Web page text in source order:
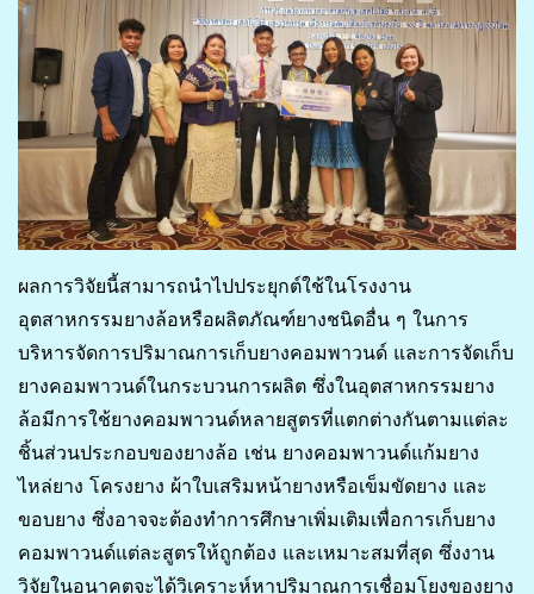
ผลการวิจัยนี้สามารถนำไปประยุกต์ใช้ในโรงงาน
อุตสาหกรรมยางล้อหรือผลิตภัณฑ์ยางชนิดอื่น ๆ ในการ
บริหารจัดการปริมาณการเก็บยางคอมพาวนด์ และการจัดเก็บ
ยางคอมพาวนด์ในกระบวนการผลิต ซึ่งในอุตสาหกรรมยาง
ล้อมีการใช้ยางคอมพาวนด์หลายสูตรที่แตกต่างกันตามแต่ละ
ชิ้นส่วนประกอบของยางล้อ เช่น ยางคอมพาวนด์แก้มยาง
ไหล่ยาง โครงยาง ผ้าใบเสริมหน้ายางหรือเข็มขัดยาง และ
ขอบยาง ซึ่งอาจจะต้องทำการศึกษาเพิ่มเติมเพื่อการเก็บยาง
คอมพาวนด์แต่ละสูตรให้ถูกต้อง และเหมาะสมที่สุด ซึ่งงาน
วิจัยในอนาคตจะได้วิเคราะห์หาปริมาณการเชื่อมโยงของยาง